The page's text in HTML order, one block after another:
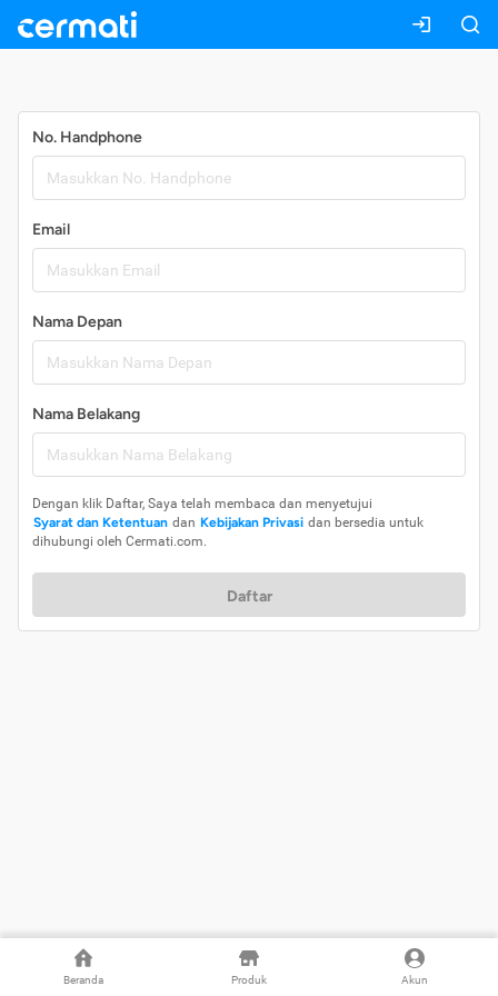
Beranda Produk Akun
No. Handphone
Email
Nama Depan
Nama Belakang
Dengan klik Daftar, Saya telah membaca dan menyetujui
Syarat dan Ketentuan dan Kebijakan Privasi dan bersedia untuk
dihubungi oleh Cermati.com.
Daftar